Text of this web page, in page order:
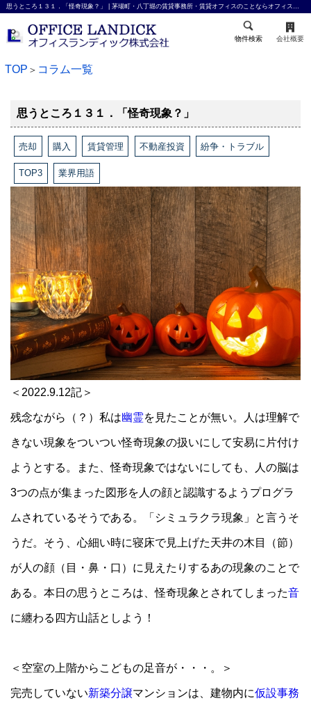
思うところ１３１．「怪奇現象？」 | 茅場町・八丁堀の賃貸事務所・賃貸オフィスのことならオフィスランディック株式会社
物件検索 会社概要
TOP ＞ コラム一覧
思うところ１３１．「怪奇現象？」
売却 購入 賃貸管理 不動産投資 紛争・トラブル
TOP3 業界用語
＜2022.9.12記＞
残念ながら（？）私は幽霊を見たことが無い。人は理解で
きない現象をついつい怪奇現象の扱いにして安易に片付け
ようとする。また、怪奇現象ではないにしても、人の脳は
3つの点が集まった図形を人の顔と認識するようプログラ
ムされているそうである。「シミュラクラ現象」と言うそ
うだ。そう、心細い時に寝床で見上げた天井の木目（節）
が人の顔（目・鼻・口）に見えたりするあの現象のことで
ある。本日の思うところは、怪奇現象とされてしまった音
に纏わる四方山話としよう！
＜空室の上階からこどもの足音が・・・。＞
完売していない新築分譲マンションは、建物内に仮設事務